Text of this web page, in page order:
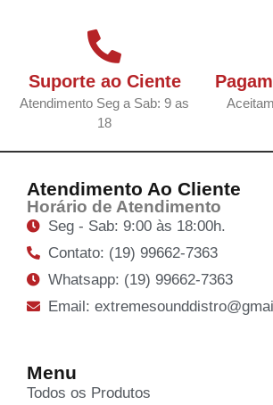
Suporte ao Ciente
Atendimento Seg a Sab: 9 as
18
Atendimento Ao Cliente
Horário de Atendimento
Seg - Sab: 9:00 às 18:00h.
Contato: (19) 99662-7363
Whatsapp: (19) 99662-7363
Email:
Menu
Todos os Produtos